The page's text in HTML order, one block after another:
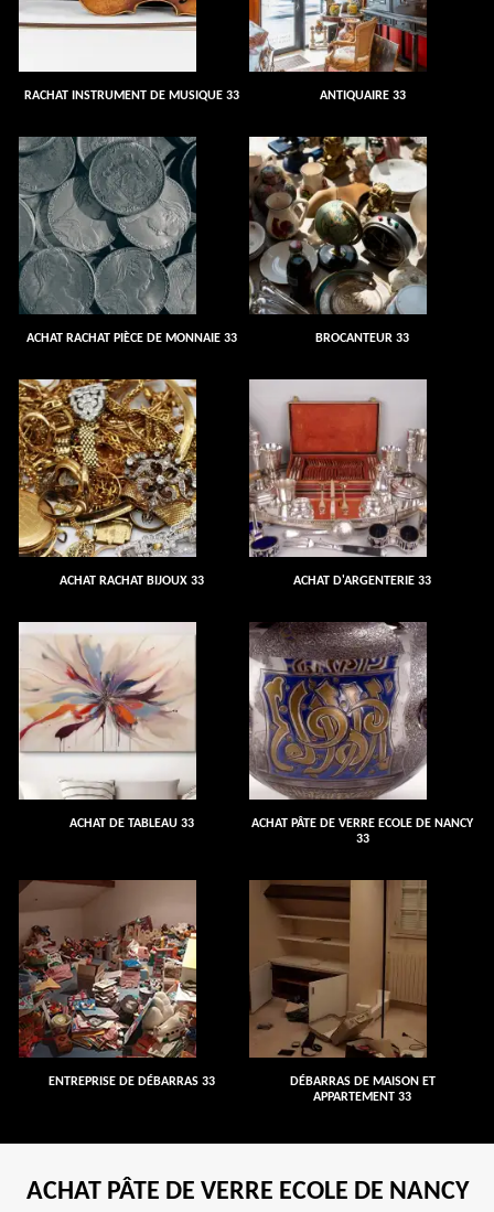
RACHAT INSTRUMENT DE MUSIQUE 33 ANTIQUAIRE 33
ACHAT RACHAT PIÈCE DE MONNAIE 33 BROCANTEUR 33
ACHAT RACHAT BIJOUX 33 ACHAT D'ARGENTERIE 33
ACHAT DE TABLEAU 33
ACHAT PÂTE DE VERRE ECOLE DE NANCY
33
ENTREPRISE DE DÉBARRAS 33
DÉBARRAS DE MAISON ET
APPARTEMENT 33
ACHAT PÂTE DE VERRE ECOLE DE NANCY